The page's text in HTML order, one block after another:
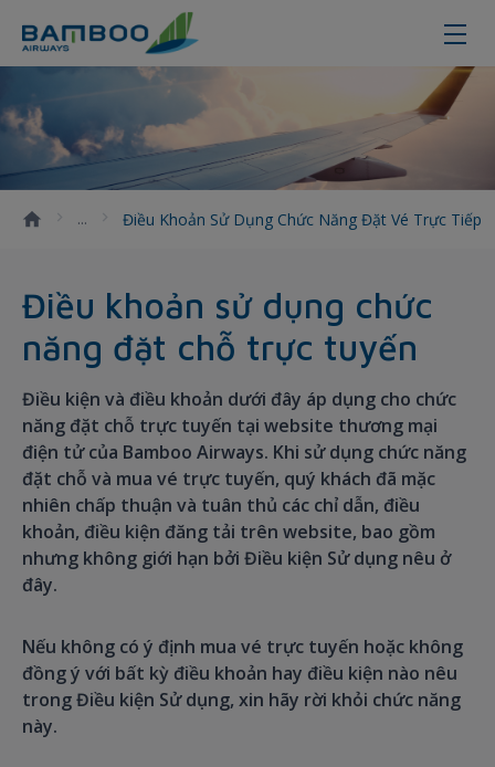
Điều kiện sử dụng chức năng đặt
Điều Khoản Sử Dụng Chức Năng Đặt Vé Trực Tiếp
Điều khoản sử dụng chức
năng đặt chỗ trực tuyến
Điều kiện và điều khoản dưới đây áp dụng cho chức
năng đặt chỗ trực tuyến tại website thương mại
điện tử của Bamboo Airways. Khi sử dụng chức năng
đặt chỗ và mua vé trực tuyến, quý khách đã mặc
nhiên chấp thuận và tuân thủ các chỉ dẫn, điều
khoản, điều kiện đăng tải trên website, bao gồm
nhưng không giới hạn bởi Điều kiện Sử dụng nêu ở
đây.
Nếu không có ý định mua vé trực tuyến hoặc không
đồng ý với bất kỳ điều khoản hay điều kiện nào nêu
trong Điều kiện Sử dụng, xin hãy rời khỏi chức năng
này.